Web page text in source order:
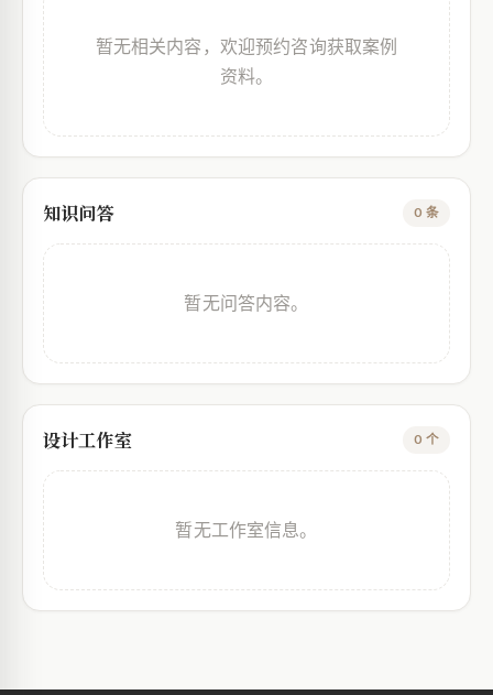
暂无相关内容，欢迎预约咨询获取案例
资料。
知识问答 0 条
暂无问答内容。
设计工作室 0 个
暂无工作室信息。